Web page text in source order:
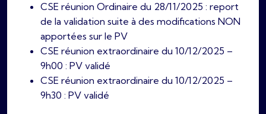
CSE réunion Ordinaire du 28/11/2025 : report
de la validation suite à des modifications NON
apportées sur le PV
CSE réunion extraordinaire du 10/12/2025 –
9h00 : PV validé
CSE réunion extraordinaire du 10/12/2025 –
9h30 : PV validé